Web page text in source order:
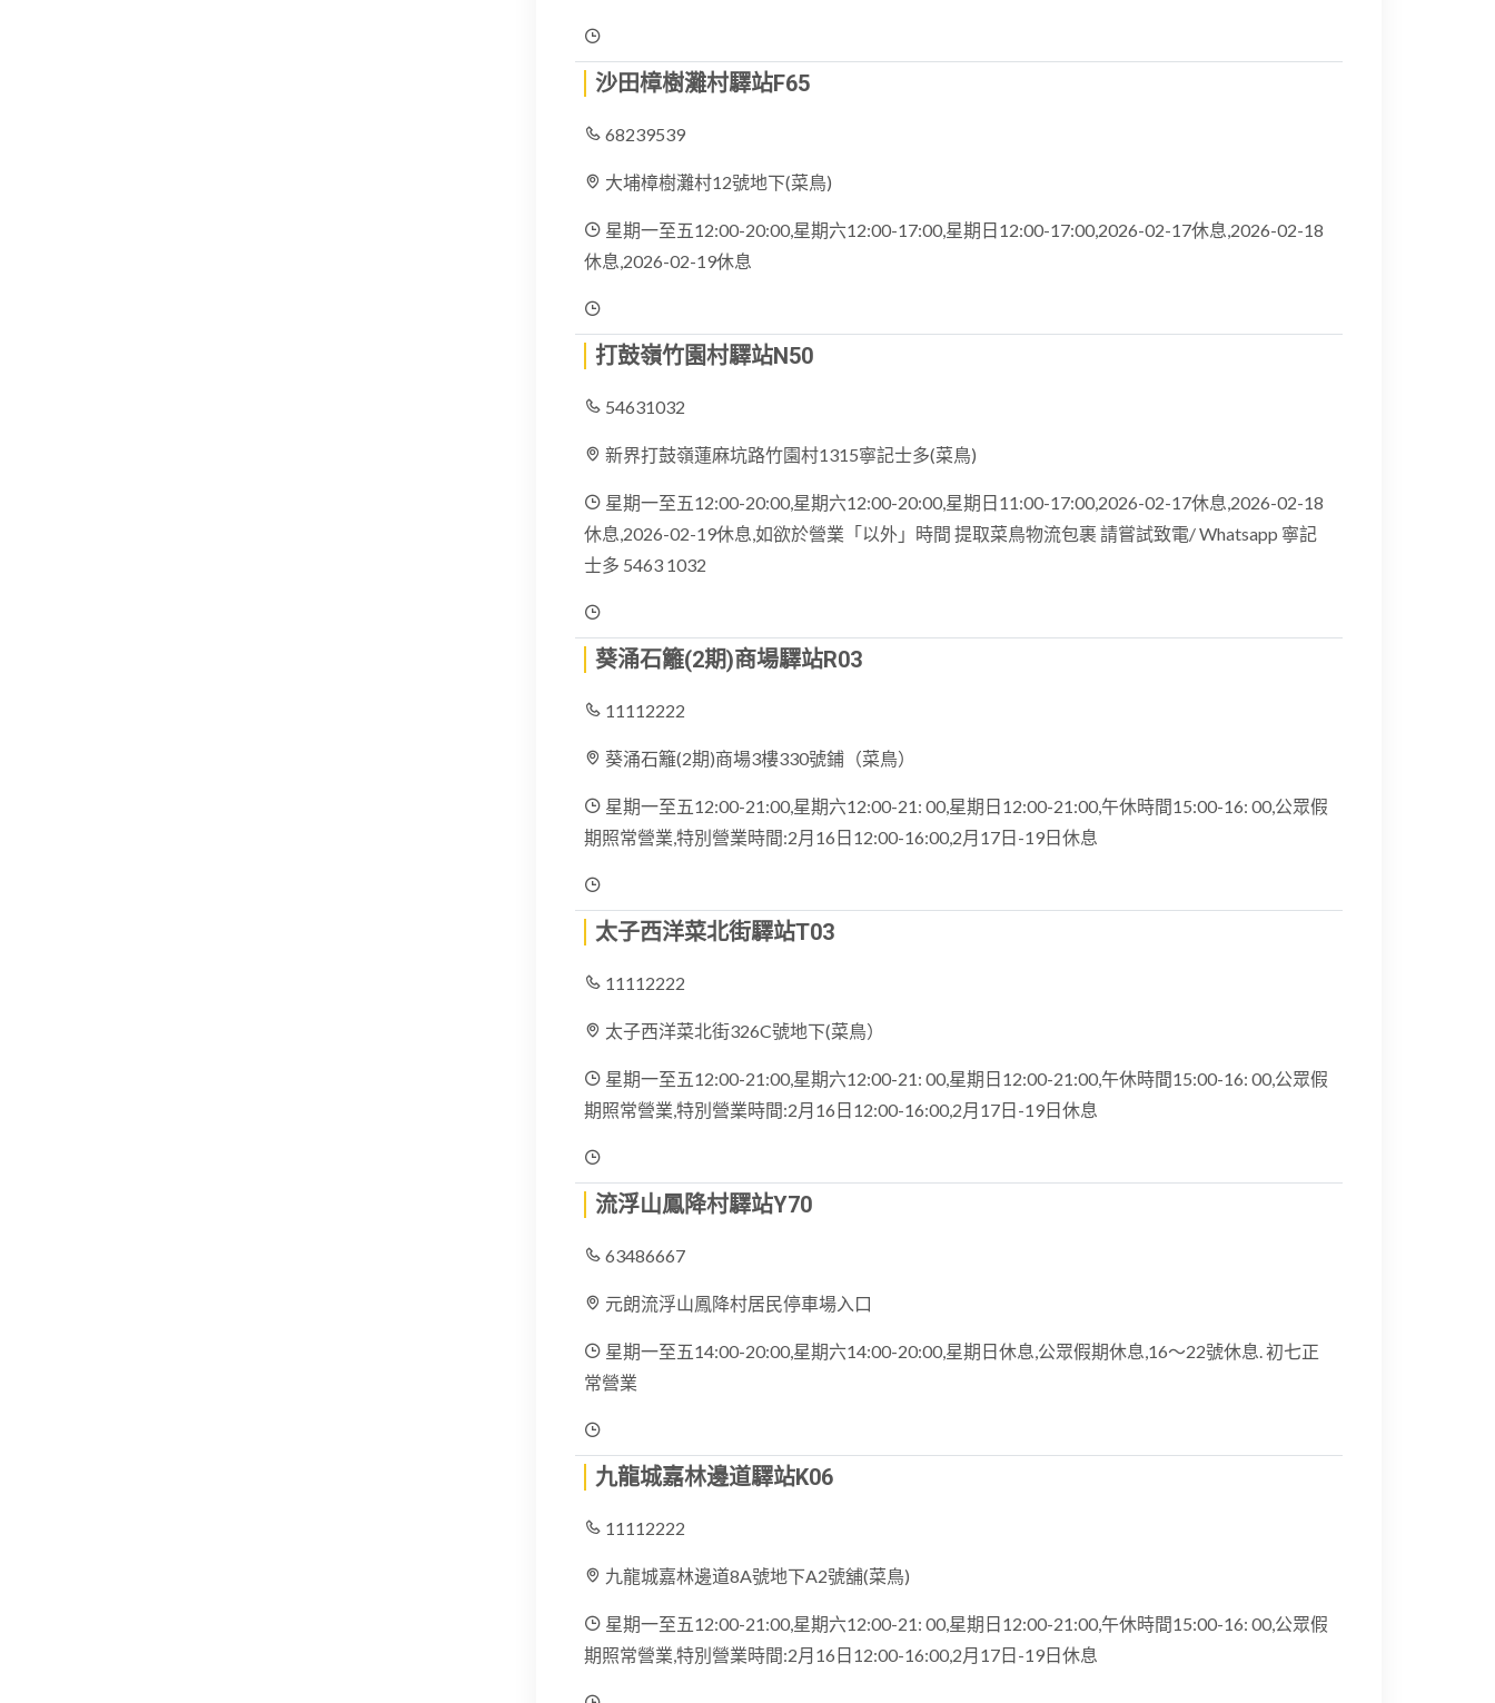
沙田樟樹灘村驛站F65
68239539
大埔樟樹灘村12號地下(菜鳥)
星期一至五12:00-20:00,星期六12:00-17:00,星期日12:00-17:00,2026-02-17休息,2026-02-18
休息,2026-02-19休息
打鼓嶺竹園村驛站N50
54631032
新界打鼓嶺蓮麻坑路竹園村1315寧記士多(菜鳥)
星期一至五12:00-20:00,星期六12:00-20:00,星期日11:00-17:00,2026-02-17休息,2026-02-18
休息,2026-02-19休息,如欲於營業「以外」時間 提取菜鳥物流包裹 請嘗試致電/ Whatsapp 寧記
士多 5463 1032
葵涌石籬(2期)商場驛站R03
11112222
葵涌石籬(2期)商場3樓330號鋪（菜鳥）
星期一至五12:00-21:00,星期六12:00-21: 00,星期日12:00-21:00,午休時間15:00-16: 00,公眾假
期照常營業,特別營業時間:2月16日12:00-16:00,2月17日-19日休息
太子西洋菜北街驛站T03
11112222
太子西洋菜北街326C號地下(菜鳥）
星期一至五12:00-21:00,星期六12:00-21: 00,星期日12:00-21:00,午休時間15:00-16: 00,公眾假
期照常營業,特別營業時間:2月16日12:00-16:00,2月17日-19日休息
流浮山鳳降村驛站Y70
63486667
元朗流浮山鳳降村居民停車場入口
星期一至五14:00-20:00,星期六14:00-20:00,星期日休息,公眾假期休息,16～22號休息. 初七正
常營業
九龍城嘉林邊道驛站K06
11112222
九龍城嘉林邊道8A號地下A2號舖(菜鳥)
星期一至五12:00-21:00,星期六12:00-21: 00,星期日12:00-21:00,午休時間15:00-16: 00,公眾假
期照常營業,特別營業時間:2月16日12:00-16:00,2月17日-19日休息